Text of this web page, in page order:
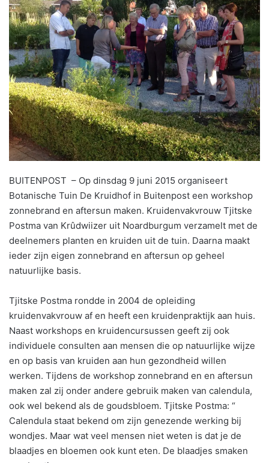
BUITENPOST – Op dinsdag 9 juni 2015 organiseert
Botanische Tuin De Kruidhof in Buitenpost een workshop
zonnebrand en aftersun maken. Kruidenvakvrouw Tjitske
Postma van Krûdwiizer uit Noardburgum verzamelt met de
deelnemers planten en kruiden uit de tuin. Daarna maakt
ieder zijn eigen zonnebrand en aftersun op geheel
natuurlijke basis.
Tjitske Postma rondde in 2004 de opleiding
kruidenvakvrouw af en heeft een kruidenpraktijk aan huis.
Naast workshops en kruidencursussen geeft zij ook
individuele consulten aan mensen die op natuurlijke wijze
en op basis van kruiden aan hun gezondheid willen
werken. Tijdens de workshop zonnebrand en en aftersun
maken zal zij onder andere gebruik maken van calendula,
ook wel bekend als de goudsbloem. Tjitske Postma: “
Calendula staat bekend om zijn genezende werking bij
wondjes. Maar wat veel mensen niet weten is dat je de
blaadjes en bloemen ook kunt eten. De blaadjes smaken